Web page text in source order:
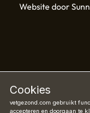
Cookies
vetgezond.com gebruikt
accepteren en doorgaan te
Website door